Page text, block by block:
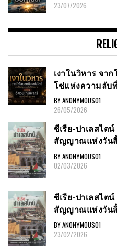
23/07/2026
เงาในวิหาร จา
โซ่แห่งความลับ
BY ANONYMOUS01
26/05/2026
ซีเรีย​-ปาเลสไต
สัญญาณ​แห่งวัน
BY ANONYMOUS01
02/03/2026
ซีเรีย​-ปาเลสไต
สัญญาณ​แห่งวัน
BY ANONYMOUS01
23/02/2026